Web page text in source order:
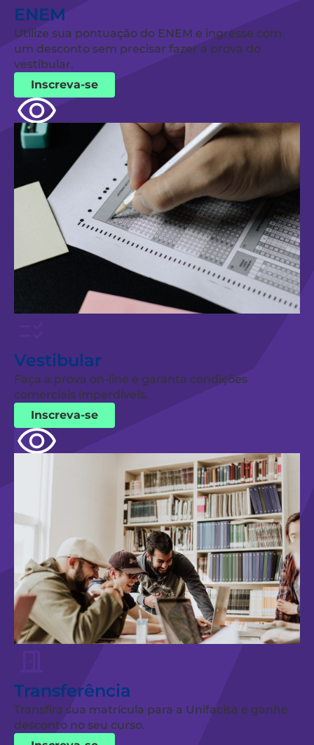
ENEM
Utilize sua pontuação do ENEM e ingresse com
um desconto sem precisar fazer a prova do
vestibular.
Inscreva-se
Vestibular
Faça a prova on-line e garanta condições
comerciais imperdíveis.
Inscreva-se
Transferência
Transfira sua matrícula para a Unifacisa e ganhe
desconto no seu curso.